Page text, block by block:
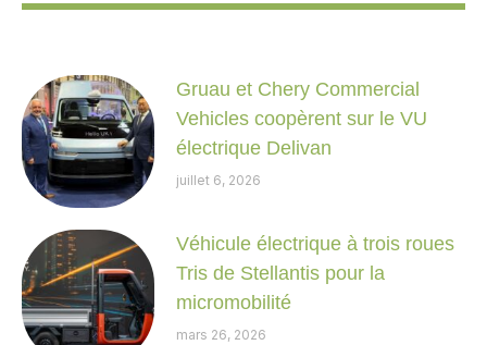
Gruau et Chery Commercial
Vehicles coopèrent sur le VU
électrique Delivan
juillet 6, 2026
Véhicule électrique à trois roues
Tris de Stellantis pour la
micromobilité
mars 26, 2026